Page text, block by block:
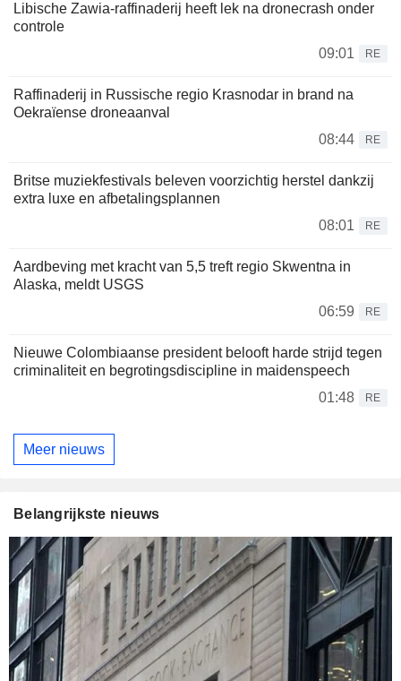
Libische Zawia-raffinaderij heeft lek na dronecrash onder
controle
09:01
RE
Raffinaderij in Russische regio Krasnodar in brand na
Oekraïense droneaanval
08:44
RE
Britse muziekfestivals beleven voorzichtig herstel dankzij
extra luxe en afbetalingsplannen
08:01
RE
Aardbeving met kracht van 5,5 treft regio Skwentna in
Alaska, meldt USGS
06:59
RE
Nieuwe Colombiaanse president belooft harde strijd tegen
criminaliteit en begrotingsdiscipline in maidenspeech
01:48
RE
Meer nieuws
Belangrijkste nieuws